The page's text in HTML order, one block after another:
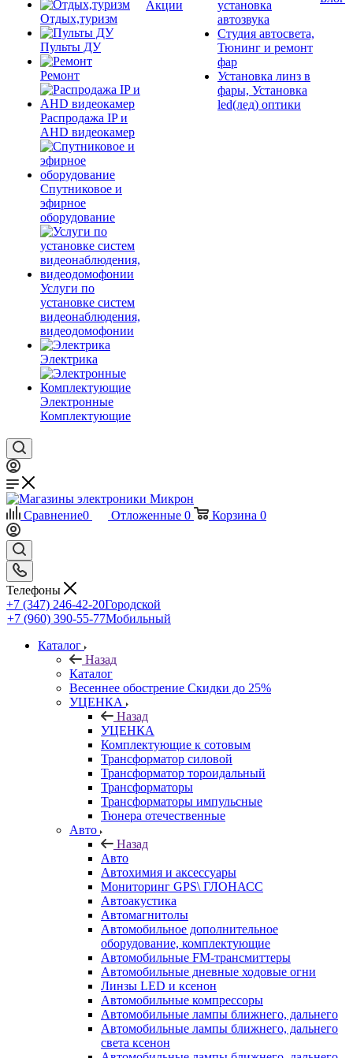
Отдых,туризм
Пульты ДУ
Ремонт
Распродажа IP и
AHD видеокамер
Спутниковое и
эфирное
оборудование
Услуги по
установке систем
видеонаблюдения,
видеодомофонии
Электрика
Электронные
Комплектующие
Акции
установка
автозвука
Студия автосвета,
Тюнинг и ремонт
фар
Установка линз в
фары, Установка
led(лед) оптики
Сравнение0 Отложенные 0 Корзина 0
Телефоны
+7 (347) 246-42-20Городской
+7 (960) 390-55-77Мобильный
Каталог
Назад
Каталог
Весеннее обострение Скидки до 25%
УЦЕНКА
Назад
УЦЕНКА
Комплектующие к сотовым
Трансформатор силовой
Трансформатор тороидальный
Трансформаторы
Трансформаторы импульсные
Тюнера отечественные
Авто
Назад
Авто
Автохимия и аксессуары
Мониторинг GPS\ ГЛОНАСС
Автоакустика
Автомагнитолы
Автомобильное дополнительное
оборудование, комплектующие
Автомобильные FM-трансмиттеры
Автомобильные дневные ходовые огни
Линзы LED и ксенон
Автомобильные компрессоры
Автомобильные лампы ближнего, дальнего
Автомобильные лампы ближнего, дальнего
света ксенон